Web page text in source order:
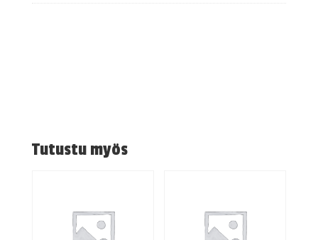
Tutustu myös